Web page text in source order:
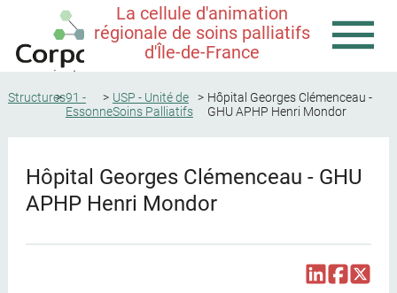
La cellule d'animation
régionale de soins palliatifs
d'Île-de-France
Structures91 -
Essonne
USP - Unité de
Soins Palliatifs
Hôpital Georges Clémenceau -
GHU APHP Henri Mondor
Hôpital Georges Clémenceau - GHU
APHP Henri Mondor